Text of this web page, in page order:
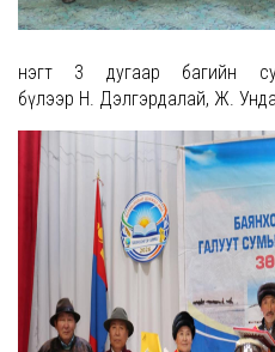
Үнэгт 3 дугаар багийн
бүлээр Н. Дэлгэрдалай, Ж.